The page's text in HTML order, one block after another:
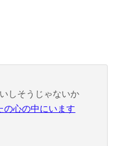
しそうじゃないか
の心の中にいます